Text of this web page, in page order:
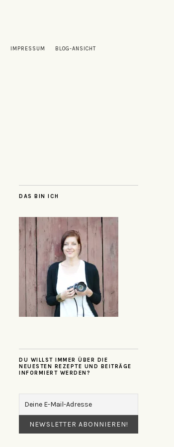
IMPRESSUM BLOG-ANSICHT
DAS BIN ICH
DU WILLST IMMER ÜBER DIE
NEUESTEN REZEPTE UND BEITRÄGE
INFORMIERT WERDEN?